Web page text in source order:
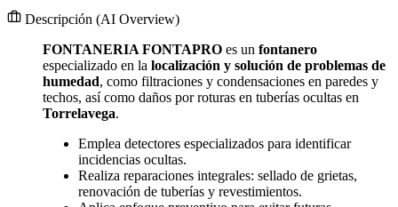
Descripción (AI Overview)
FONTANERIA FONTAPRO es un fontanero
especializado en la localización y solución de problemas de
humedad, como filtraciones y condensaciones en paredes y
techos, así como daños por roturas en tuberías ocultas en
Torrelavega.
Emplea detectores especializados para identificar
incidencias ocultas.
Realiza reparaciones integrales: sellado de grietas,
renovación de tuberías y revestimientos.